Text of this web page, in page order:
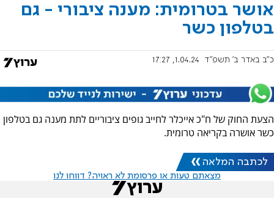
אושר בטרומית: מענה ציבורי - גם
בטלפון כשר
כ"ב באדר ב׳ תשפ"ד 1.04.24, 17:27
הצעת החוק של ח"כ אייכלר לחייב גופים ציבוריים לתת מענה גם בטלפון
כשר אושרה בקריאה טרומית.
לכתבה המלאה
מצאתם טעות או פרסומת לא ראויה? דווחו לנו